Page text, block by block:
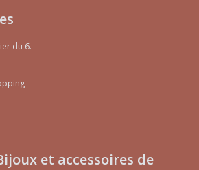
du 6.
et accessoires de